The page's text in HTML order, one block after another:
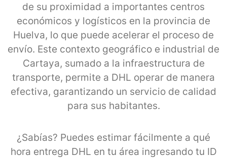
de su proximidad a importantes centros
económicos y logísticos en la provincia de
Huelva, lo que puede acelerar el proceso de
envío. Este contexto geográfico e industrial de
Cartaya, sumado a la infraestructura de
transporte, permite a DHL operar de manera
efectiva, garantizando un servicio de calidad
para sus habitantes.
¿Sabías? Puedes estimar fácilmente a qué
hora entrega DHL en tu área ingresando tu ID